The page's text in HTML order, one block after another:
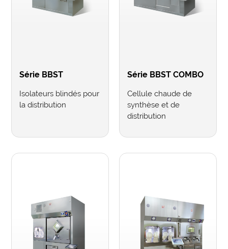
Série BBST
Isolateurs blindés pour
la distribution
Série BBST COMBO
Cellule chaude de
synthèse et de
distribution